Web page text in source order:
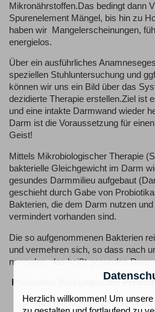
Mikronährstoffen.Das bedingt dann
Spurenelement Mängel, bis hin zu
haben wir Mangelerscheinungen,
energielos.
Über ein ausführliches
speziellen Stuhluntersuchung und
können wir uns ein Bild über das
dezidierte Therapie erstellen.Ziel ist
und eine intakte Darmwand wieder
Darm ist die Voraussetzung für
Geist!
Mittels Mikrobiologischer Therapie
bakterielle Gleichgewicht im Darm
gesundes Darmmilieu aufgebaut
geschieht durch Gabe von
Bakterien, die dem Darm nutzen
vermindert vorhanden sind.
Die so aufgenommenen Bakterien
und vermehren sich, so dass nach
normales, das heißt gesundes
Präventive Wirkungen der
Verstärkung der
Herzlich willkommen! Um